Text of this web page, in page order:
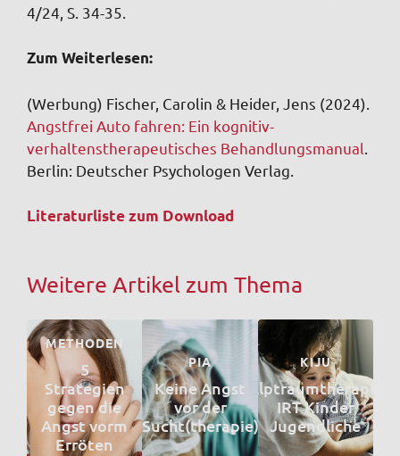
4/24, S. 34-35.
Zum Weiterlesen:
(Werbung) Fischer, Carolin & Heider, Jens (2024).
Angstfrei Auto fahren: Ein kognitiv-
verhaltenstherapeutisches Behandlungsmanual
Berlin: Deutscher Psychologen Verlag.
Literaturliste zum Download
Weitere Artikel zum Thema
METHODEN
5
Strategien
gegen die
Angst vorm
Erröten
PIA
Keine Angst
vor der
Sucht(therapie)
KIJU
Alptraumtherapie
IRT Kinder
Jugendliche